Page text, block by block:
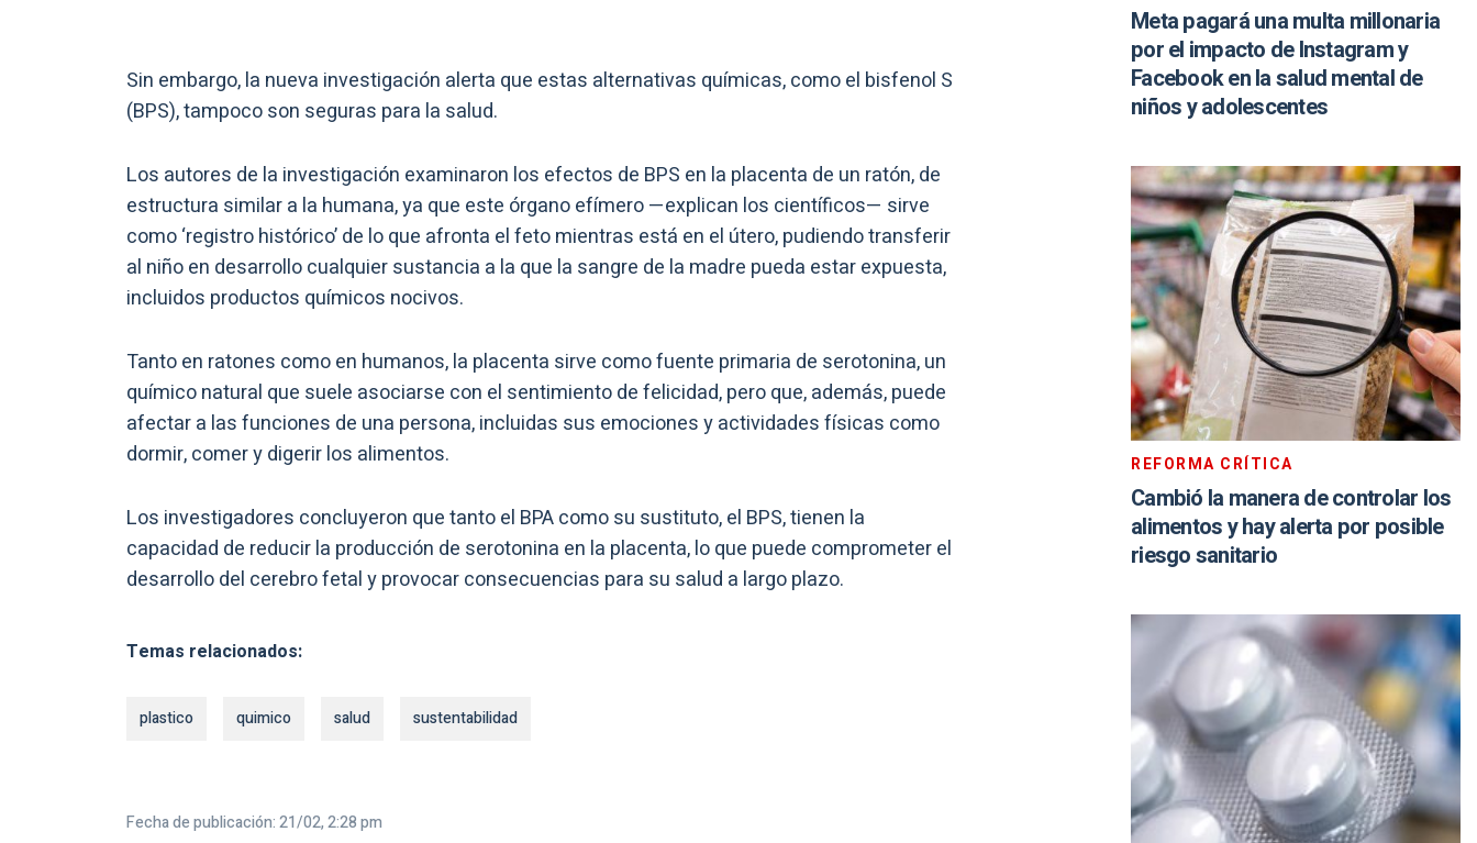
Sin embargo, la nueva investigación alerta que estas alternativas químicas, como el bisfenol S
(BPS), tampoco son seguras para la salud.
Los autores de la investigación examinaron los efectos de BPS en la placenta de un ratón, de
estructura similar a la humana, ya que este órgano efímero —explican los científicos— sirve
como ‘registro histórico’ de lo que afronta el feto mientras está en el útero, pudiendo transferir
al niño en desarrollo cualquier sustancia a la que la sangre de la madre pueda estar expuesta,
incluidos productos químicos nocivos.
Tanto en ratones como en humanos, la placenta sirve como fuente primaria de serotonina, un
químico natural que suele asociarse con el sentimiento de felicidad, pero que, además, puede
afectar a las funciones de una persona, incluidas sus emociones y actividades físicas como
dormir, comer y digerir los alimentos.
Los investigadores concluyeron que tanto el BPA como su sustituto, el BPS, tienen la
capacidad de reducir la producción de serotonina en la placenta, lo que puede comprometer el
desarrollo del cerebro fetal y provocar consecuencias para su salud a largo plazo.
Temas relacionados:
plastico quimico salud sustentabilidad
Fecha de publicación: 21/02, 2:28 pm
Meta pagará una multa millonaria
por el impacto de Instagram y
Facebook en la salud mental de
niños y adolescentes
REFORMA CRÍTICA
Cambió la manera de controlar los
alimentos y hay alerta por posible
riesgo sanitario